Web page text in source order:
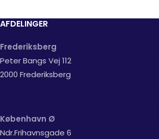
AFDELINGER
Frederiksberg
Peter Bangs Vej 112
2000 Frederiksberg
København Ø
Ndr.Frihavnsgade 6